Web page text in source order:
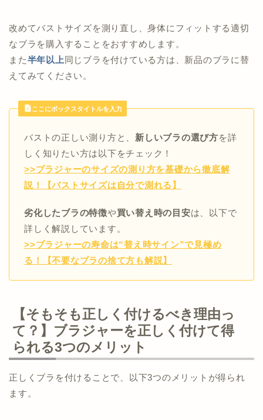
改めてバストサイズを測り直し、身体にフィットする適切
なブラを購入することをおすすめします。
また半年以上同じブラを付けている方は、新品のブラに替
えてみてください。
ここにボックスタイトルを入力
バストの正しい測り方と、 新しいブラの選び方を詳
しく知りたい方は以下をチェック！
>>ブラジャーのサイズの測り方を基礎から徹底解
説！【バストサイズは自分で測れる】
劣化したブラの特徴や買い替え時の目安は、以下で
詳しく解説しています。
>>ブラジャーの寿命は“替え時サイン”で見極め
る！【不要なブラの捨て方も解説】
【そもそも正しく付けるべき理由っ
て？】ブラジャーを正しく付けて得
られる3つのメリット
正しくブラを付けることで、以下3つのメリットが得られ
ます。